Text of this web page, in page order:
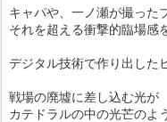
キャパや、一ノ瀬が撮った
それを超える衝撃的臨場感
デジタル技術で作り出した
戦場の廃墟に差し込む光が
カテドラルの中の光芒のよ